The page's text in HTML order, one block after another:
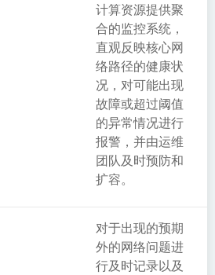
计算资源提供聚
合的监控系统，
直观反映核心网
络路径的健康状
况，对可能出现
故障或超过阈值
的异常情况进行
报警，并由运维
团队及时预防和
扩容。
对于出现的预期
外的网络问题进
行及时记录以及